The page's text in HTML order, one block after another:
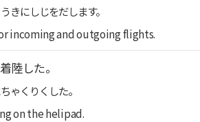
きにしじをだします。
incoming and outgoing flights.
陸した。
ゃくりくした。
on the helipad.